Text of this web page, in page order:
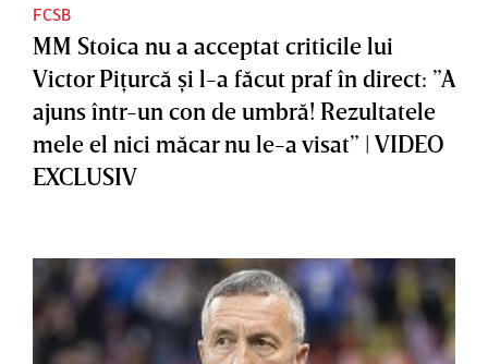
FCSB
MM Stoica nu a acceptat criticile lui
Victor Piţurcă şi l-a făcut praf în direct: ”A
ajuns într-un con de umbră! Rezultatele
mele el nici măcar nu le-a visat” | VIDEO
EXCLUSIV